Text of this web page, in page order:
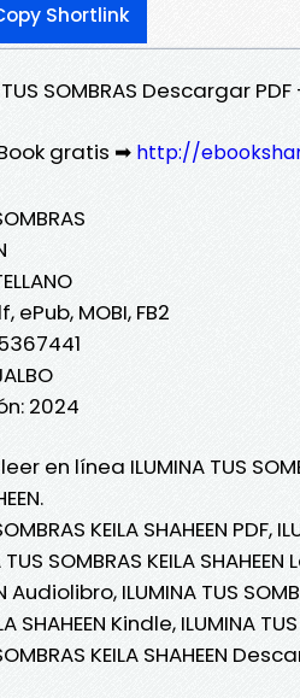
Shortlink
SOMBRAS Descargar PDF -
gratis ➡ http://
ePub, MOBI, FB2
2024
en línea ILUMINA TUS
KEILA SHAHEEN PDF,
SOMBRAS KEILA
Audiolibro, ILUMINA TUS
SHAHEEN Kindle, ILUMINA
KEILA SHAHEEN